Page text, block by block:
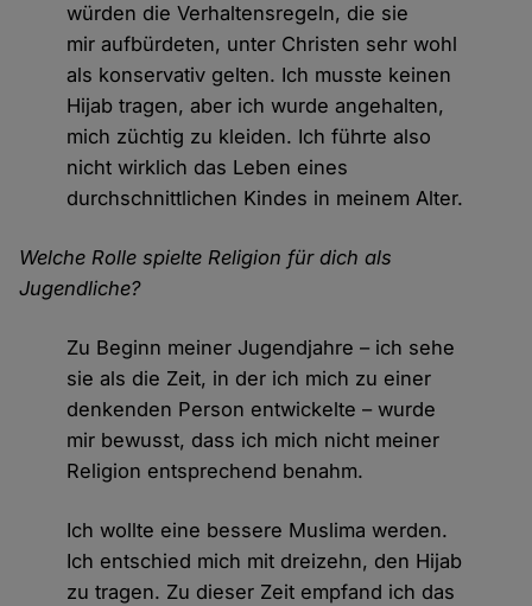
würden die Verhaltensregeln, die sie
mir aufbürdeten, unter Christen sehr wohl
als konservativ gelten. Ich musste keinen
Hijab tragen, aber ich wurde angehalten,
mich züchtig zu kleiden. Ich führte also
nicht wirklich das Leben eines
durchschnittlichen Kindes in meinem Alter.
Welche Rolle spielte Religion für dich als
Jugendliche?
Zu Beginn meiner Jugendjahre – ich sehe
sie als die Zeit, in der ich mich zu einer
denkenden Person entwickelte – wurde
mir bewusst, dass ich mich nicht meiner
Religion entsprechend benahm.
Ich wollte eine bessere Muslima werden.
Ich entschied mich mit dreizehn, den Hijab
zu tragen. Zu dieser Zeit empfand ich das